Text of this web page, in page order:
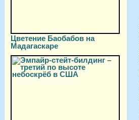
Цветение Баобабов на
Мадагаскаре